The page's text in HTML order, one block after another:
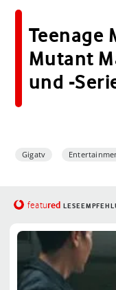
Teenage
Mutant
und -
Gigatv
featured